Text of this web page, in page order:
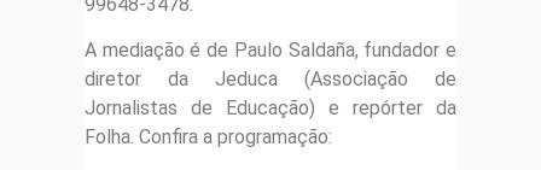
A mediação é de Paulo Saldaña, fundador e
diretor da Jeduca (Associação de
Jornalistas de Educação) e repórter da
Folha. Confira a programação: